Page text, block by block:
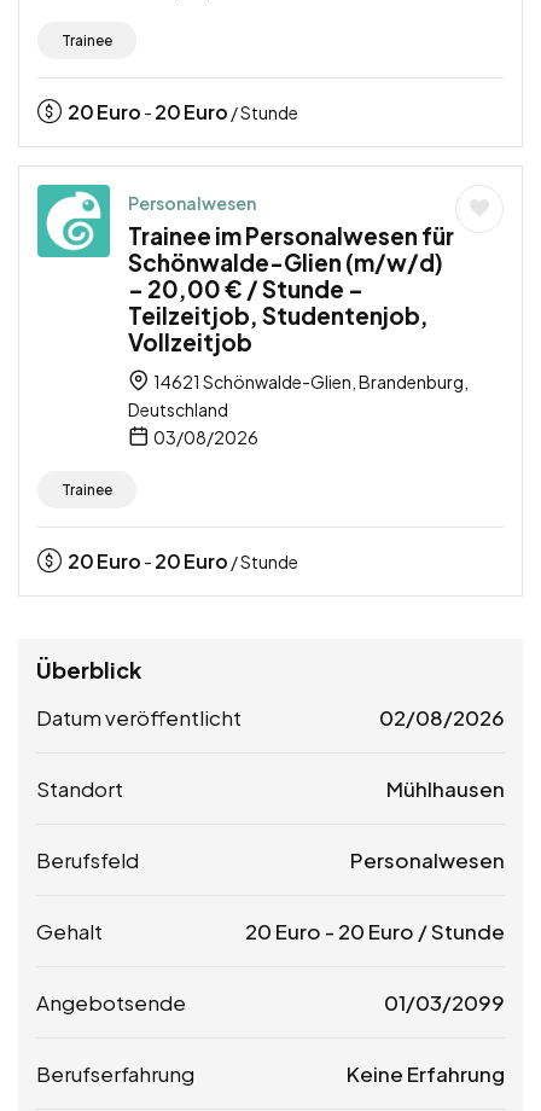
Trainee
20Euro - 20Euro / Stunde
Personalwesen
Trainee im Personalwesen für
Schönwalde-Glien (m/w/d)
– 20,00 € / Stunde –
Teilzeitjob, Studentenjob,
Vollzeitjob
14621 Schönwalde-Glien, Brandenburg,
Deutschland
03/08/2026
Trainee
20Euro - 20Euro / Stunde
Überblick
Datum veröffentlicht 02/08/2026
Standort Mühlhausen
Berufsfeld Personalwesen
Gehalt 20 Euro - 20 Euro / Stunde
Angebotsende 01/03/2099
Berufserfahrung Keine Erfahrung